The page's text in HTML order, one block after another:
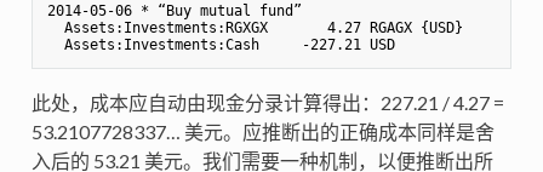
2014-05-06 * “Buy mutual fund”
  Assets:Investments:RGXGX       4.27 RGAGX {USD}
  Assets:Investments:Cash     -227.21 USD
此处，成本应自动由现金分录计算得出：227.21 / 4.27 =
53.2107728337… 美元。应推断出的正确成本同样是舍
入后的 53.21 美元。我们需要一种机制，以便推断出所